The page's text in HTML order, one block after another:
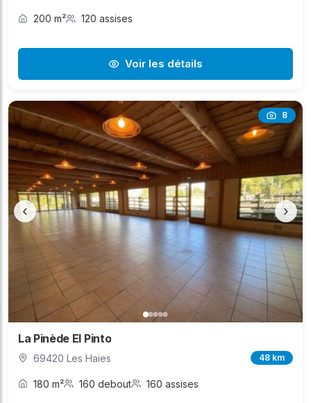
200 m² 120 assises
Voir les détails
8
‹ ›
La Pinède El Pinto
69420 Les Haies 48 km
180 m² 160 debout 160 assises